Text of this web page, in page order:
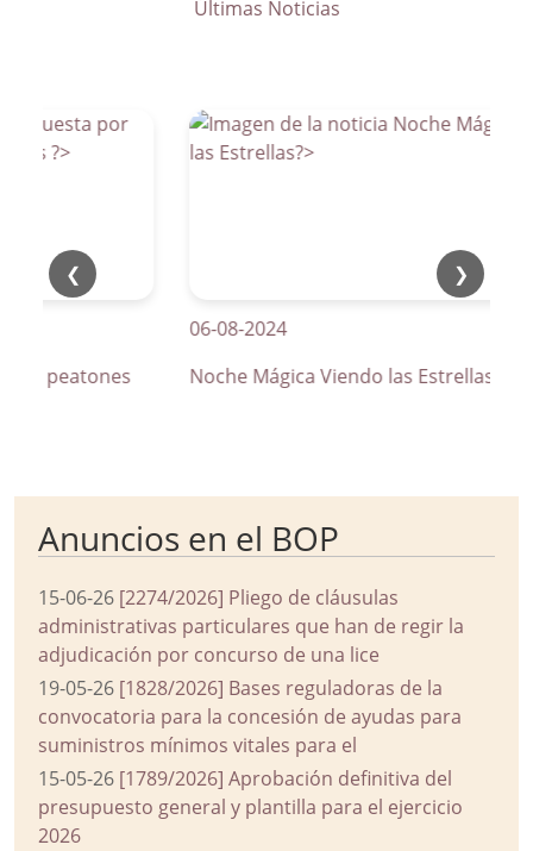
Últimas Noticias
❮ ❯
de peatones
06-08-2024
Noche Mágica Viendo las Estrellas
Anuncios en el BOP
15-06-26 [2274/2026] Pliego de cláusulas
administrativas particulares que han de regir la
adjudicación por concurso de una lice
19-05-26 [1828/2026] Bases reguladoras de la
convocatoria para la concesión de ayudas para
suministros mínimos vitales para el
15-05-26 [1789/2026] Aprobación definitiva del
presupuesto general y plantilla para el ejercicio
2026